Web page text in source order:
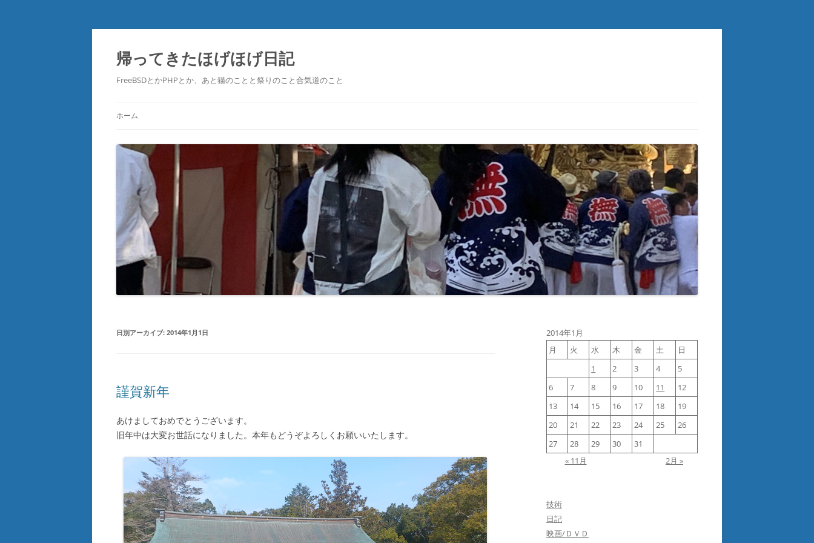
コ
テ
ン
ツ
へ
ス
帰ってきたほげほげ日記
FreeBSDとかPHPとか、あと猫のことと祭りのこと合気道のこと
ホーム
日別アーカイブ: 2014年1月1日
謹賀新年
あけましておめでとうございます。
旧年中は大変お世話になりました。本年もどうぞよろしくお願いいたします。
2014年1月
月
火 水 木 金 土
日
1
2 3 4
5
6
7 8 9 10 11
12
13
14 15 16 17 18
19
20
21 22 23 24 25
26
27
28 29 30
31
« 11月
2月 »
技術
日記
映画/ＤＶＤ